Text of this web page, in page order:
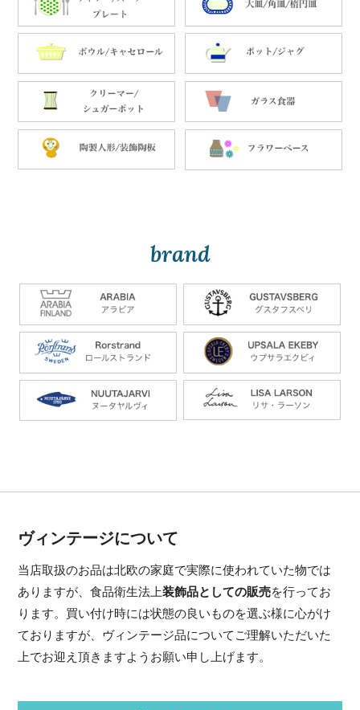
brand
ヴィンテージについて
当店取扱のお品は北欧の家庭で実際に使われていた物では
ありますが、食品衛生法上装飾品としての販売を行ってお
ります。買い付け時には状態の良いものを選ぶ様に心がけ
ておりますが、ヴィンテージ品についてご理解いただいた
上でお迎え頂きますようお願い申し上げます。